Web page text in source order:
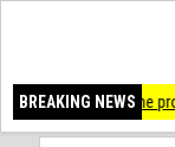
BREAKING NEWS
Anche provincia di